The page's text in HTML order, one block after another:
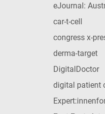
eJournal:
car-t-cell
congress x-
derma-target
DigitalDoctor
digital patient